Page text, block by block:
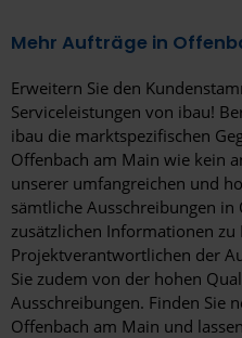
Mehr Aufträge in
Erweitern Sie den
Serviceleistungen von ibau!
ibau die marktspezifischen
Offenbach am Main wie kein
unserer umfangreichen und
sämtliche Ausschreibungen
zusätzlichen Informationen
Projektverantwortlichen der
Sie zudem von der hohen
Ausschreibungen. Finden Sie
Offenbach am Main und